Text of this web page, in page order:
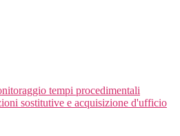
tempi procedimentali
sostitutive e acquisizione d'ufficio